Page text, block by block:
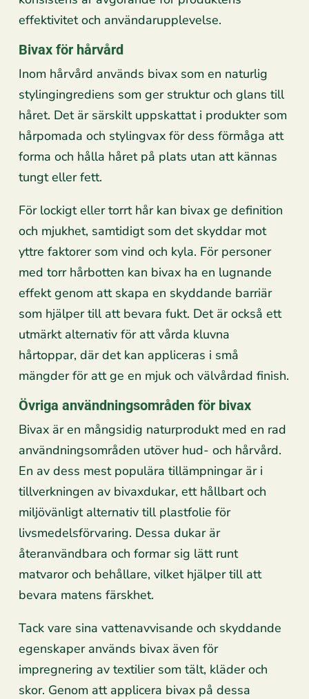
effektivitet och användarupplevelse.
Bivax för hårvård
Inom hårvård används bivax som en naturlig
stylingingrediens som ger struktur och glans till
håret. Det är särskilt uppskattat i produkter som
hårpomada och stylingvax för dess förmåga att
forma och hålla håret på plats utan att kännas
tungt eller fett.
För lockigt eller torrt hår kan bivax ge definition
och mjukhet, samtidigt som det skyddar mot
yttre faktorer som vind och kyla. För personer
med torr hårbotten kan bivax ha en lugnande
effekt genom att skapa en skyddande barriär
som hjälper till att bevara fukt. Det är också ett
utmärkt alternativ för att vårda kluvna
hårtoppar, där det kan appliceras i små
mängder för att ge en mjuk och välvårdad finish.
Övriga användningsområden för bivax
Bivax är en mångsidig naturprodukt med en rad
användningsområden utöver hud- och hårvård.
En av dess mest populära tillämpningar är i
tillverkningen av bivaxdukar, ett hållbart och
miljövänligt alternativ till plastfolie för
livsmedelsförvaring. Dessa dukar är
återanvändbara och formar sig lätt runt
matvaror och behållare, vilket hjälper till att
bevara matens färskhet.
Tack vare sina vattenavvisande och skyddande
egenskaper används bivax även för
impregnering av textilier som tält, kläder och
skor. Genom att applicera bivax på dessa